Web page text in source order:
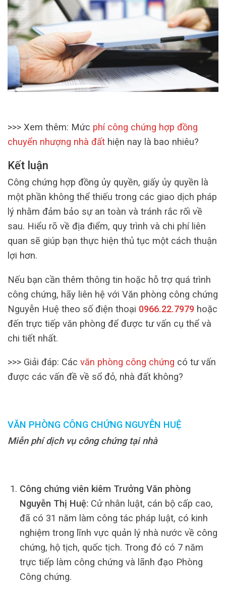
>>> Xem thêm: Mức phí công chứng hợp đồng
chuyển nhượng nhà đất hiện nay là bao nhiêu?
Kết luận
Công chứng hợp đồng ủy quyền, giấy ủy quyền là
một phần không thể thiếu trong các giao dịch pháp
lý nhằm đảm bảo sự an toàn và tránh rắc rối về
sau. Hiểu rõ về địa điểm, quy trình và chi phí liên
quan sẽ giúp bạn thực hiện thủ tục một cách thuận
lợi hơn.
Nếu bạn cần thêm thông tin hoặc hỗ trợ quá trình
công chứng, hãy liên hệ với Văn phòng công chứng
Nguyễn Huệ theo số điện thoại 0966.22.7979 hoặc
đến trực tiếp văn phòng để được tư vấn cụ thể và
chi tiết nhất.
>>> Giải đáp: Các văn phòng công chứng có tư vấn
được các vấn đề về sổ đỏ, nhà đất không?
VĂN PHÒNG CÔNG CHỨNG NGUYỄN HUỆ
Miễn phí dịch vụ công chứng tại nhà
Công chứng viên kiêm Trưởng Văn phòng
Nguyễn Thị Huệ: Cử nhân luật, cán bộ cấp cao,
đã có 31 năm làm công tác pháp luật, có kinh
nghiệm trong lĩnh vực quản lý nhà nước về công
chứng, hộ tịch, quốc tịch. Trong đó có 7 năm
trực tiếp làm công chứng và lãnh đạo Phòng
Công chứng.